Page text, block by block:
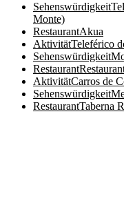
Sehenswürdigkeit
Monte)
RestaurantAkua
AktivitätTeleférico
Sehenswürdigkeit
Restaurant
AktivitätCarros de
Sehenswürdigkeit
RestaurantTaberna